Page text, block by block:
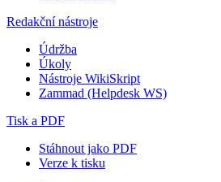
Redakční nástroje
Údržba
Úkoly
Nástroje WikiSkript
Zammad (Helpdesk WS)
Tisk a PDF
Stáhnout jako PDF
Verze k tisku